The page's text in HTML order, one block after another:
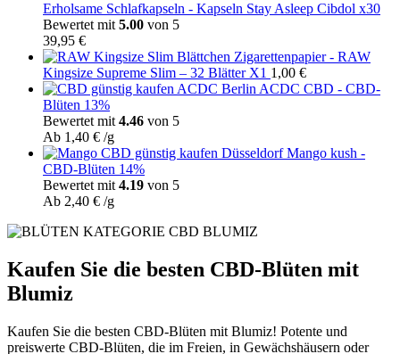
Erholsame Schlafkapseln - Kapseln Stay Asleep Cibdol x30
Bewertet mit 5.00 von 5
39,95 €
Zigarettenpapier - RAW
Kingsize Supreme Slim – 32 Blätter X1 1,00 €
ACDC CBD - CBD-
Blüten 13%
Bewertet mit 4.46 von 5
Ab 1,40 € /g
Mango kush -
CBD-Blüten 14%
Bewertet mit 4.19 von 5
Ab 2,40 € /g
Kaufen Sie die besten CBD-Blüten mit
Blumiz
Kaufen Sie die besten CBD-Blüten mit Blumiz! Potente und
preiswerte CBD-Blüten, die im Freien, in Gewächshäusern oder